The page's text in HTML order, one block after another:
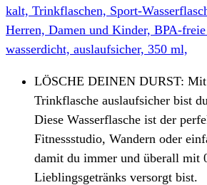
kalt, Trinkflaschen, Sport-
Herren, Damen und Kinder, BPA-
wasserdicht, auslaufsicher, 350 ml,
LÖSCHE DEINEN DURST: Mit
Trinkflasche auslaufsicher bist
Diese Wasserflasche ist der
Fitnessstudio, Wandern oder
damit du immer und überall mit
Lieblingsgetränks versorgt bist.